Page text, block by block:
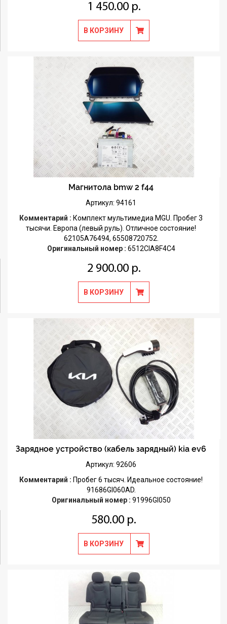
1 450.00 р.
В КОРЗИНУ
Магнитола bmw 2 f44
Артикул: 94161
Комментарий : Комплект мультимедиа MGU. Пробег 3
тысячи. Европа (левый руль). Отличное состояние!
62105A76494, 65508720752.
Оригинальный номер : 6512CIA8F4C4
2 900.00 р.
В КОРЗИНУ
Зарядное устройство (кабель зарядный) kia ev6
Артикул: 92606
Комментарий : Пробег 6 тысяч. Идеальное состояние!
91686GI060AD.
Оригинальный номер : 91996GI050
580.00 р.
В КОРЗИНУ